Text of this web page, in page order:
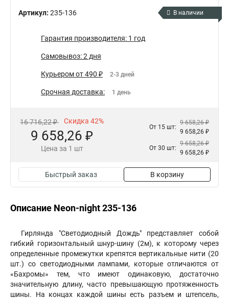
Артикул: 235-136 В наличии
Гарантия производителя: 1 год
Самовывоз: 2 дня
Курьером от 490 ₽ 2-3 дней
Срочная доставка: 1 день
16 716,22 ₽ Скидка 42%
9 658,26 ₽
Цена за 1 шт
От 15 шт:
9 658,26 ₽
9 658,26 ₽
От 30 шт:
9 658,26 ₽
9 658,26 ₽
Быстрый заказ В корзину
Описание Neon-night 235-136
Гирлянда "Светодиодный Дождь" представляет собой
гибкий горизонтальный шнур-шину (2м), к которому через
определенные промежутки крепятся вертикальные нити (20
шт.) со светодиодными лампами, которые отличаются от
«Бахромы» тем, что имеют одинаковую, достаточно
значительную длину, часто превышающую протяженность
шины. На концах каждой шины есть разъем и штепсель,